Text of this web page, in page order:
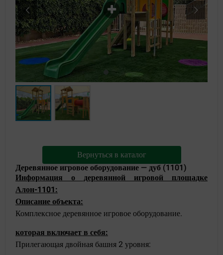
Вернуться в каталог
Деревянное игровое оборудование — дуб (1101)
Информация о деревянной игровой площадке
Алон-1101:
Описание объекта:
Комплексное деревянное игровое оборудование.
которая включает в себя:
Прилегающая двойная башня 2 уровня: